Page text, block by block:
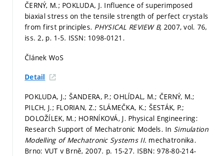
ČERNÝ, M.; POKLUDA, J. Influence of superimposed
biaxial stress on the tensile strength of perfect crystals
from first principles. PHYSICAL REVIEW B, 2007, vol. 76,
iss. 2, p. 1-5. ISSN: 1098-0121.
Článek WoS
Detail
POKLUDA, J.; ŠANDERA, P.; OHLÍDAL, M.; ČERNÝ, M.;
PILCH, J.; FLORIAN, Z.; SLÁMEČKA, K.; ŠESTÁK, P.;
DOLOŽÍLEK, M.; HORNÍKOVÁ, J. Physical Engineering:
Research Support of Mechatronic Models. In Simulation
Modelling of Mechatronic Systems II. mechatronika.
Brno: VUT v Brně, 2007. p. 15-27. ISBN: 978-80-214-